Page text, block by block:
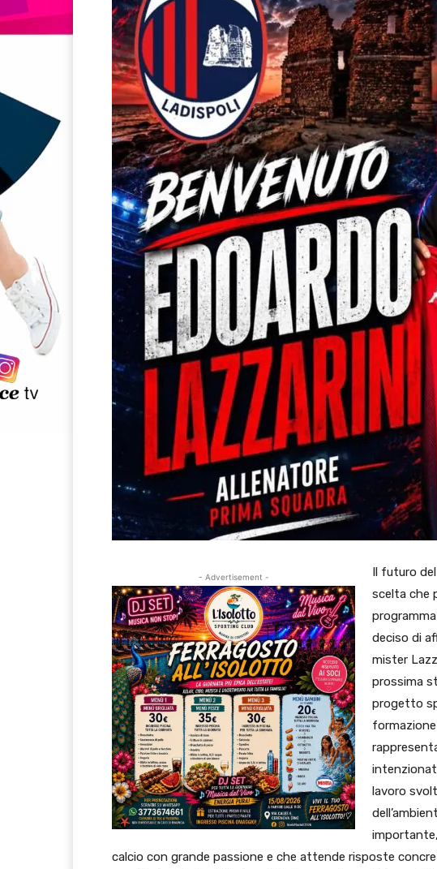
- Advertisement -
Il futuro
scelta che
deciso di
mister
prossima
progetto
lavoro
calcio con grande passione e che attende risposte